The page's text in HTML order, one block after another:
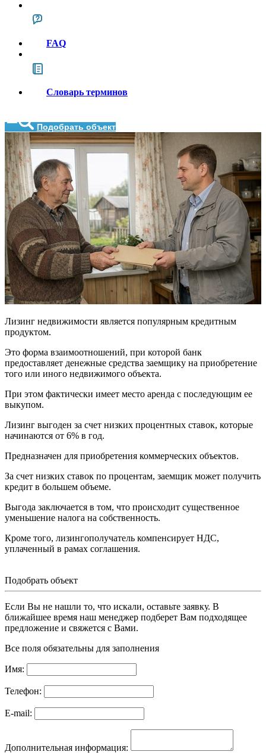
FAQ
Словарь терминов
Подобрать объект
Лизинг недвижимости является популярным кредитным
продуктом.
Это форма взаимоотношений, при которой банк
предоставляет денежные средства заемщику на приобретение
того или иного недвижимого объекта.
При этом фактически имеет место аренда с последующим ее
выкупом.
Лизинг выгоден за счет низких процентных ставок, которые
начинаются от 6% в год.
Предназначен для приобретения коммерческих объектов.
За счет низких ставок по процентам, заемщик может получить
кредит в большем объеме.
Выгода заключается в том, что происходит существенное
уменьшение налога на собственность.
Кроме того, лизингополучатель компенсирует НДС,
уплаченный в рамах соглашения.
Подобрать объект
Если Вы не нашли то, что искали, оставьте заявку. В
ближайшее время наш менеджер подберет Вам подходящее
предложение и свяжется с Вами.
Все поля обязательны для заполнения
Имя:
Телефон:
E-mail:
Дополнительная информация: